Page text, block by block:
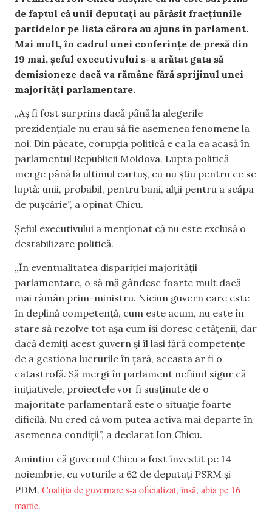
de faptul că unii deputați au părăsit fracțiunile
partidelor pe lista cărora au ajuns în parlament.
Mai mult, în cadrul unei conferințe de presă din
19 mai, șeful executivului s-a arătat gata să
demisioneze dacă va rămâne fără sprijinul unei
majorități parlamentare.
„Aș fi fost surprins dacă până la alegerile
prezidențiale nu erau să fie asemenea fenomene la
noi. Din păcate, corupția politică e ca la ea acasă în
parlamentul Republicii Moldova. Lupta politică
merge până la ultimul cartuș, eu nu știu pentru ce se
luptă: unii, probabil, pentru bani, alții pentru a scăpa
de pușcărie”, a opinat Chicu.
Șeful executivului a menționat că nu este exclusă o
destabilizare politică.
„În eventualitatea dispariției majorității
parlamentare, o să mă gândesc foarte mult dacă
mai rămân prim-ministru. Niciun guvern care este
în deplină competență, cum este acum, nu este în
stare să rezolve tot așa cum își doresc cetățenii, dar
dacă demiți acest guvern și îl lași fără competențe
de a gestiona lucrurile în țară, aceasta ar fi o
catastrofă. Să mergi în parlament nefiind sigur că
inițiativele, proiectele vor fi susținute de o
majoritate parlamentară este o situație foarte
dificilă. Nu cred că vom putea activa mai departe în
asemenea condiții”, a declarat Ion Chicu.
Amintim că guvernul Chicu a fost învestit pe 14
noiembrie, cu voturile a 62 de deputați PSRM și
PDM. Coaliția de guvernare s-a oficializat, însă, abia pe 16
martie.